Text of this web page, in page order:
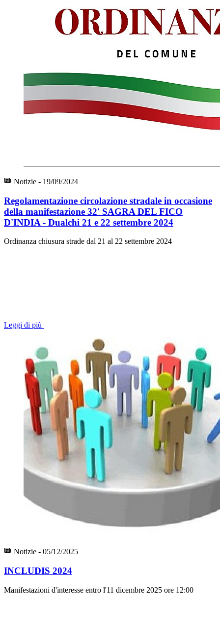
Notizie - 19/09/2024
Regolamentazione circolazione stradale in occasione
della manifestazione 32' SAGRA DEL FICO
D'INDIA - Dualchi 21 e 22 settembre 2024
Ordinanza chiusura strade dal 21 al 22 settembre 2024
Leggi di più
Notizie - 05/12/2025
INCLUDIS 2024
Manifestazioni d'interesse entro l'11 dicembre 2025 ore 12:00